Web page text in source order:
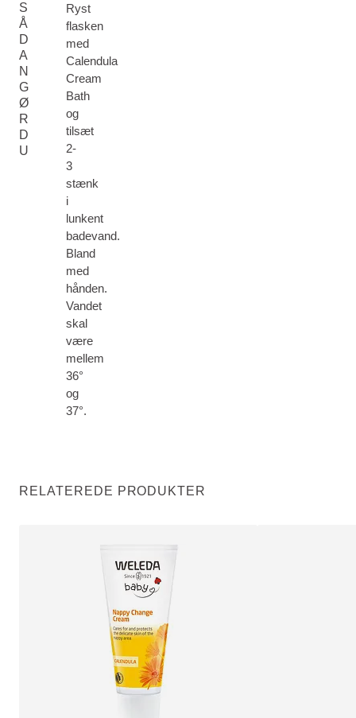
S
Å
D
A
N
G
Ø
R
D
U
Ryst
flasken
med
Calendula
Cream
Bath
og
tilsæt
2-
3
stænk
i
lunkent
badevand.
Bland
med
hånden.
Vandet
skal
være
mellem
36°
og
37°.
RELATEREDE PRODUKTER